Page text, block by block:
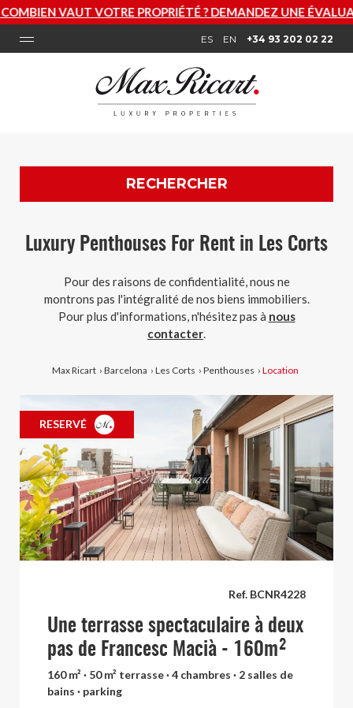
VAUT VOTRE PROPRIÉTÉ ? DEMANDEZ UNE
ES EN +34 93 202 02 22
RECHERCHER
Luxury Penthouses For Rent in Les Corts
Pour des raisons de confidentialité, nous ne
montrons pas l'intégralité de nos biens immobiliers.
Pour plus d'informations, n'hésitez pas à nous
contacter.
Max Ricart › Barcelona › Les Corts › Penthouses › Location
RESERVÉ
Ref. BCNR4228
Une terrasse spectaculaire à deux
pas de Francesc Macià - 160m²
160 m² · 50 m² terrasse · 4 chambres · 2 salles de
bains · parking